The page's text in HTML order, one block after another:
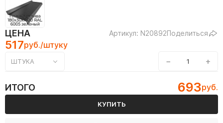
ЦЕНА Артикул: N20892Поделиться
517руб./штуку
ШТУКА − +
ИТОГО 693руб.
КУПИТЬ